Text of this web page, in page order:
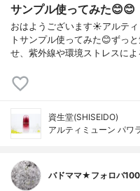
サンプル使ってみた😊😊
おはようございます☀アルテ
トサンプル使ってみた😊ずっ
せ、紫外線や環境ストレスに
資生堂(SHISEIDO)
アルティミューン パワ
バドママ★フォロバ